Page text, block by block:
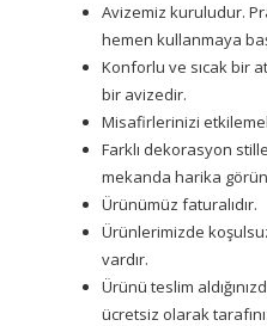
Avizemiz kuruludur.
hemen kullanmaya
Konforlu ve sıcak bir
bir avizedir.
Misafirlerinizi
Farklı dekorasyon
mekanda harika
Ürünümüz faturalıdır.
Ürünlerimizde
vardır.
Ürünü teslim
ücretsiz olarak